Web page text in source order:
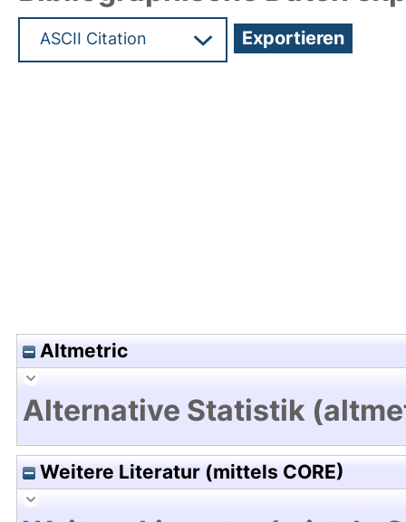
Altmetric
Alternative Statistik
Weitere Literatur (mittels CORE)